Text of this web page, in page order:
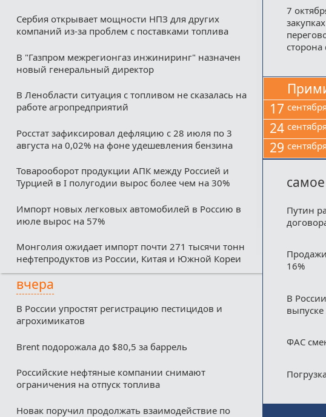
Сербия открывает мощности НПЗ для других
компаний из‑за проблем с поставками топлива
В "Газпром межрегионгаз инжиниринг" назначен
новый генеральный директор
В Ленобласти ситуация с топливом не сказалась на
работе агропредприятий
Росстат зафиксировал дефляцию с 28 июля по 3
августа на 0,02% на фоне удешевления бензина
Товарооборот продукции АПК между Россией и
Турцией в I полугодии вырос более чем на 30%
Импорт новых легковых автомобилей в Россию в
июле вырос на 57%
Монголия ожидает импорт почти 271 тысячи тонн
нефтепродуктов из России, Китая и Южной Кореи
вчера
В России упростят регистрацию пестицидов и
агрохимикатов
Brent подорожала до $80,5 за баррель
Российские нефтяные компании снимают
ограничения на отпуск топлива
Новак поручил продолжать взаимодействие по
7
17 сентября
24 сентября
29 сентября
Путин
16%
В
ФАС